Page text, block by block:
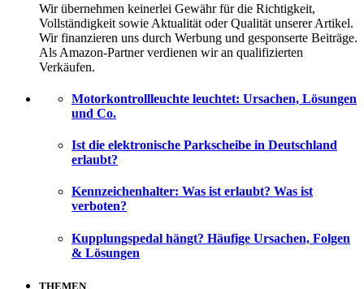
Wir übernehmen keinerlei Gewähr für die Richtigkeit,
Vollständigkeit sowie Aktualität oder Qualität unserer Artikel.
Wir finanzieren uns durch Werbung und gesponserte Beiträge.
Als Amazon-Partner verdienen wir an qualifizierten
Verkäufen.
Motorkontrollleuchte leuchtet: Ursachen, Lösungen
und Co.
Ist die elektronische Parkscheibe in Deutschland
erlaubt?
Kennzeichenhalter: Was ist erlaubt? Was ist
verboten?
Kupplungspedal hängt? Häufige Ursachen, Folgen
& Lösungen
THEMEN